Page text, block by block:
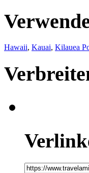
Hawaii, Kauai, Kilauea